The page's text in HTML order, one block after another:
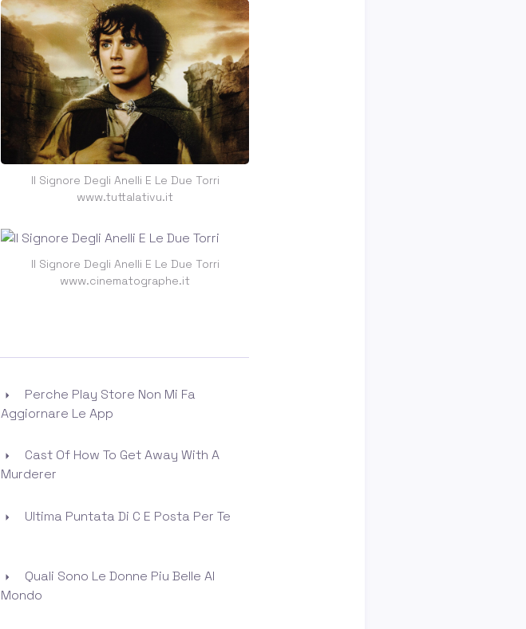
Il Signore Degli Anelli E Le Due Torri
www.tuttalativu.it
Il Signore Degli Anelli E Le Due Torri
www.cinematographe.it
Perche Play Store Non Mi Fa
Aggiornare Le App
Cast Of How To Get Away With A
Murderer
Ultima Puntata Di C E Posta Per Te
Quali Sono Le Donne Piu Belle Al
Mondo